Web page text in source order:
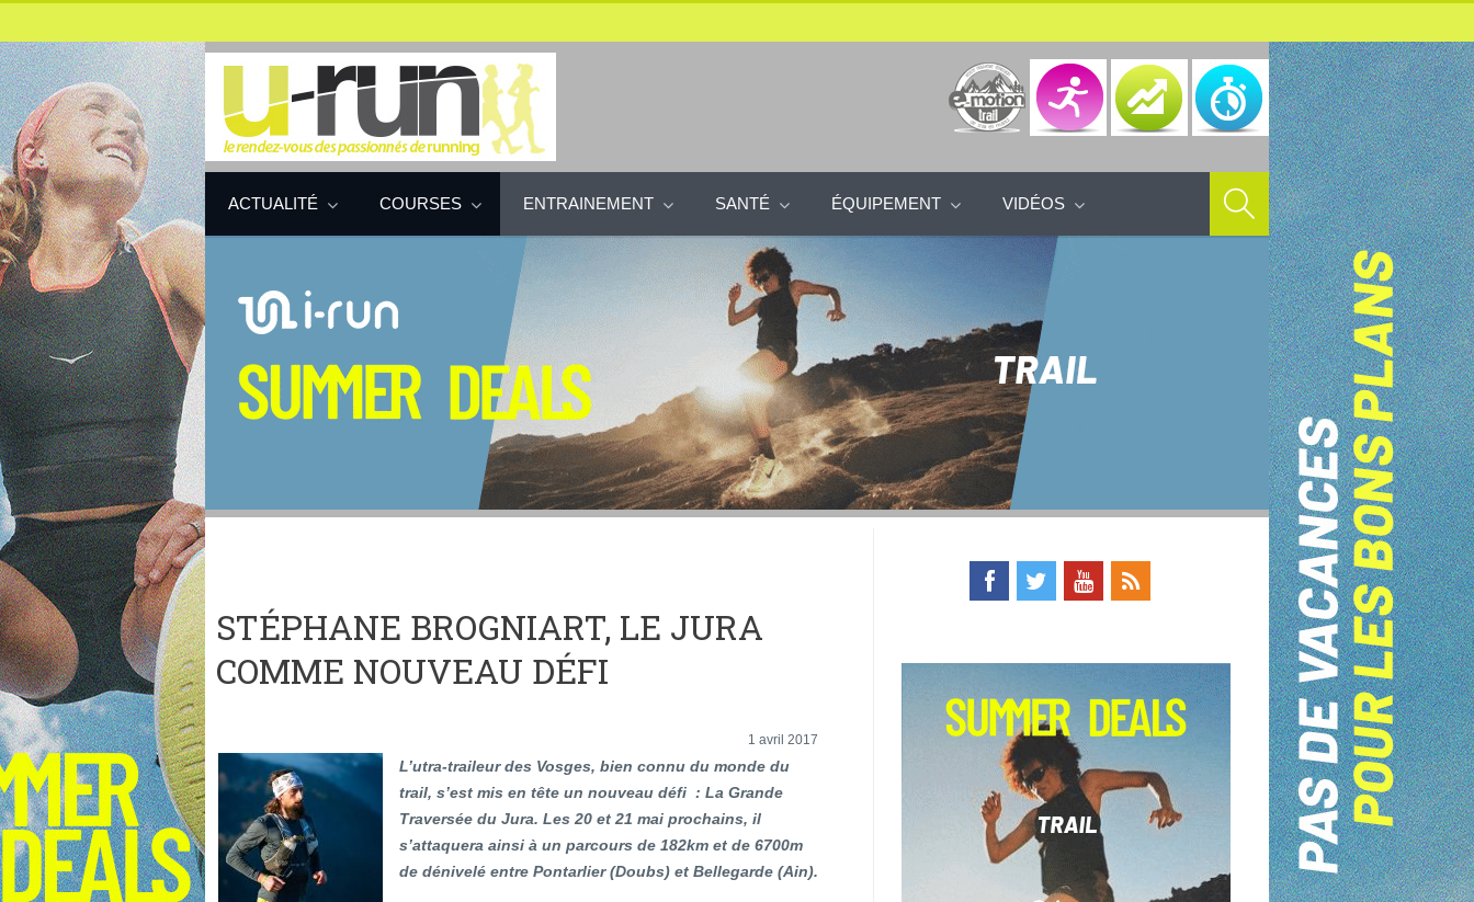
ACTUALITÉ COURSES ENTRAINEMENT SANTÉ ÉQUIPEMENT VIDÉOS
STÉPHANE BROGNIART, LE JURA
COMME NOUVEAU DÉFI
1 avril 2017
L’utra-traileur des Vosges, bien connu du monde du
trail, s’est mis en tête un nouveau défi : La Grande
Traversée du Jura. Les 20 et 21 mai prochains, il
s’attaquera ainsi à un parcours de 182km et de 6700m
de dénivelé entre Pontarlier (Doubs) et Bellegarde (Ain).